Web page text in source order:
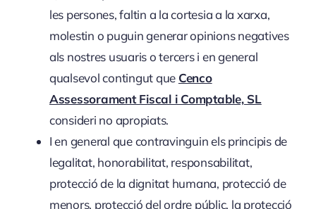
les persones, faltin a la cortesia a la xarxa,
molestin o puguin generar opinions negatives
als nostres usuaris o tercers i en general
qualsevol contingut que Cenco
Assessorament Fiscal i Comptable, SL
consideri no apropiats.
I en general que contravinguin els principis de
legalitat, honorabilitat, responsabilitat,
protecció de la dignitat humana, protecció de
menors, protecció del ordre públic, la protecció